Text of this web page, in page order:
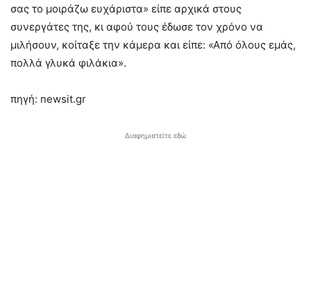
σας το μοιράζω ευχάριστα» είπε αρχικά στους
συνεργάτες της, κι αφού τους έδωσε τον χρόνο να
μιλήσουν, κοίταξε την κάμερα και είπε: «Από όλους εμάς,
πολλά γλυκά φιλάκια».
πηγή: newsit.gr
Διαφημιστείτε εδώ